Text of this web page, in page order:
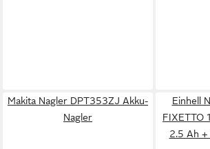
Makita Nagler DPT353ZJ Akku-
Nagler
Einhell
FIXETTO
2.5 Ah